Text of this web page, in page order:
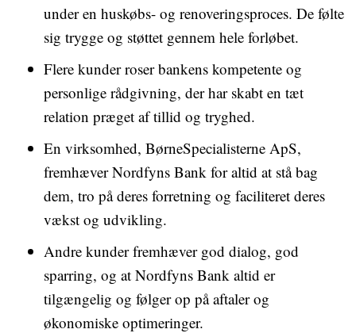
under en huskøbs- og renoveringsproces. De følte
sig trygge og støttet gennem hele forløbet.
Flere kunder roser bankens kompetente og
personlige rådgivning, der har skabt en tæt
relation præget af tillid og tryghed.
En virksomhed, BørneSpecialisterne ApS,
fremhæver Nordfyns Bank for altid at stå bag
dem, tro på deres forretning og faciliteret deres
vækst og udvikling.
Andre kunder fremhæver god dialog, god
sparring, og at Nordfyns Bank altid er
tilgængelig og følger op på aftaler og
økonomiske optimeringer.